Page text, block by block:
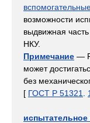
возможности
выдвижная
НКУ.
Примечание —
может
без
[ ГОСТ Р 51321